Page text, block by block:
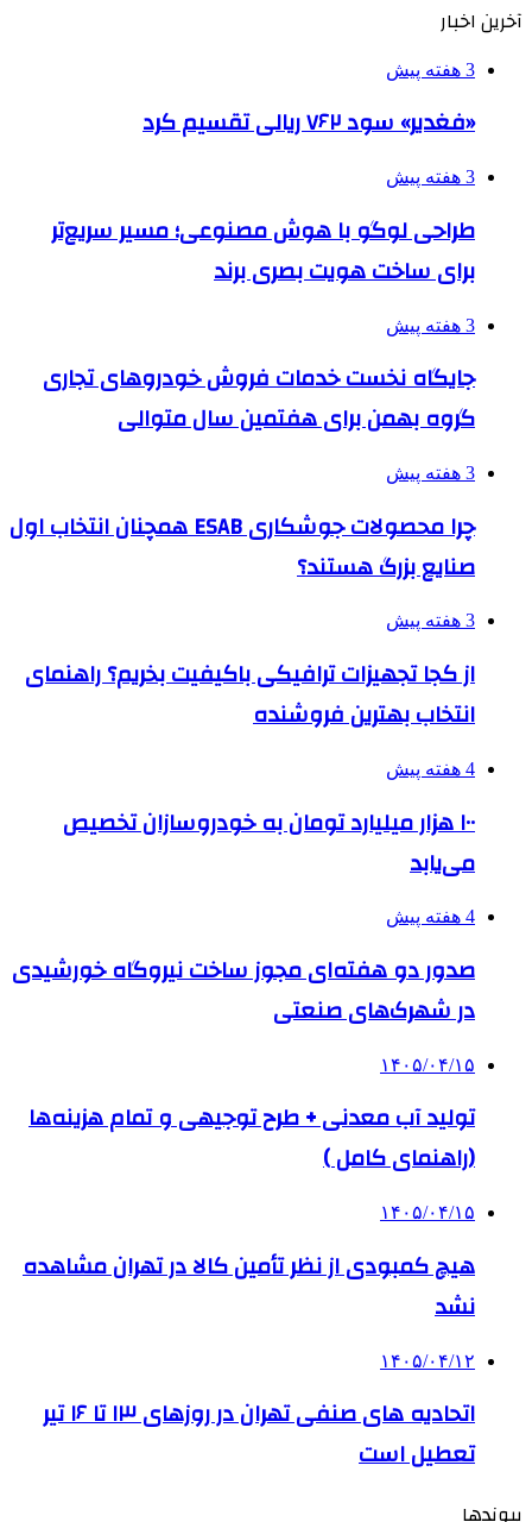
آخرین اخبار
3 هفته پیش
«فغدیر» سود ۷۶۲ ریالی تقسیم کرد
3 هفته پیش
طراحی لوگو با هوش مصنوعی؛ مسیر سریع‌تر
برای ساخت هویت بصری برند
3 هفته پیش
جایگاه نخست خدمات فروش خودروهای تجاری
گروه بهمن برای هفتمین سال متوالی
3 هفته پیش
چرا محصولات جوشکاری ESAB همچنان انتخاب اول
صنایع بزرگ هستند؟
3 هفته پیش
از کجا تجهیزات ترافیکی باکیفیت بخریم؟ راهنمای
انتخاب بهترین فروشنده
4 هفته پیش
۱۰۰ هزار میلیارد تومان به خودروسازان تخصیص
می‌یابد
4 هفته پیش
صدور دو هفته‌ای مجوز ساخت نیروگاه خورشیدی
در شهرک‌های صنعتی
۱۴۰۵/۰۴/۱۵
تولید آب معدنی + طرح توجیهی و تمام هزینه‌ها
(راهنمای کامل )
۱۴۰۵/۰۴/۱۵
هیچ کمبودی از نظر تأمین کالا در تهران مشاهده
نشد
۱۴۰۵/۰۴/۱۲
اتحادیه های صنفی تهران در روزهای ۱۳ تا ۱۶ تیر
تعطیل است